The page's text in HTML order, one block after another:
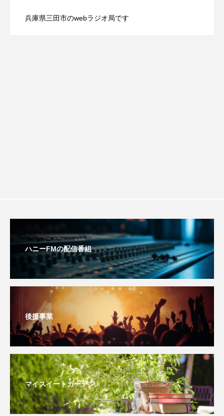
「THE オリバーな犬、（Gosh!!）このヤロウMOVIE」
おしえて絵本 おでかけ情報
おばあちゃんと僕の約束 おもいおいも
おーい、応為 お知らせ かしこいエルゼ
かしこいグレーテル かもめ食堂
がんを知り、がんを考える きてみで東北
きもちはなにいろ？ くまぐみ
くるまのなかには？ けやき台中学校
けやき台小学校
兵庫県三田市のwebラジオ局です
ハニーFMの配信番組
後援事業
マイスイートガーデン